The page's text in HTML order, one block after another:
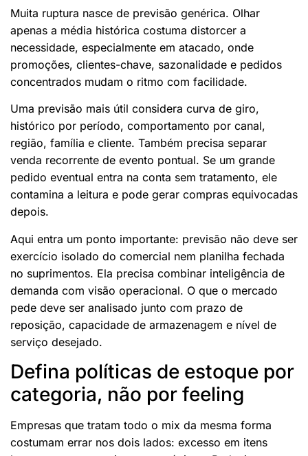
Muita ruptura nasce de previsão genérica. Olhar
apenas a média histórica costuma distorcer a
necessidade, especialmente em atacado, onde
promoções, clientes-chave, sazonalidade e pedidos
concentrados mudam o ritmo com facilidade.
Uma previsão mais útil considera curva de giro,
histórico por período, comportamento por canal,
região, família e cliente. Também precisa separar
venda recorrente de evento pontual. Se um grande
pedido eventual entra na conta sem tratamento, ele
contamina a leitura e pode gerar compras equivocadas
depois.
Aqui entra um ponto importante: previsão não deve ser
exercício isolado do comercial nem planilha fechada
no suprimentos. Ela precisa combinar inteligência de
demanda com visão operacional. O que o mercado
pede deve ser analisado junto com prazo de
reposição, capacidade de armazenagem e nível de
serviço desejado.
Defina políticas de estoque por
categoria, não por feeling
Empresas que tratam todo o mix da mesma forma
costumam errar nos dois lados: excesso em itens